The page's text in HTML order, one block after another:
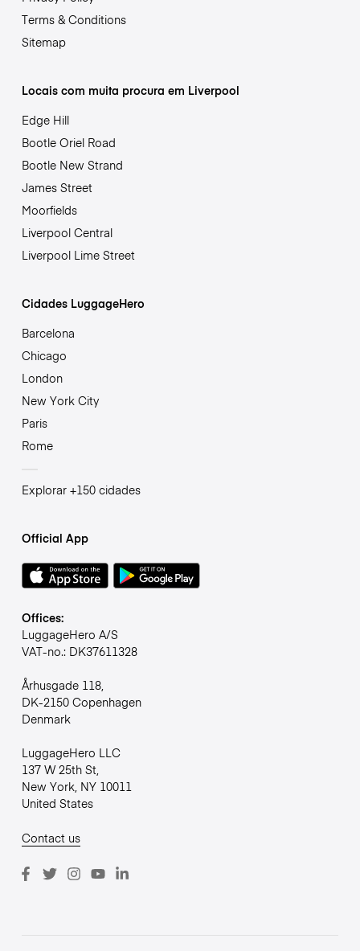
Terms & Conditions
Sitemap
Locais com muita procura em Liverpool
Edge Hill
Bootle Oriel Road
Bootle New Strand
James Street
Moorfields
Liverpool Central
Liverpool Lime Street
Cidades LuggageHero
Barcelona
Chicago
London
New York City
Paris
Rome
Explorar +150 cidades
Official App
Offices:
LuggageHero A/S
VAT-no.: DK37611328
Århusgade 118,
DK-2150 Copenhagen
Denmark
LuggageHero LLC
137 W 25th St,
New York, NY 10011
United States
Contact us